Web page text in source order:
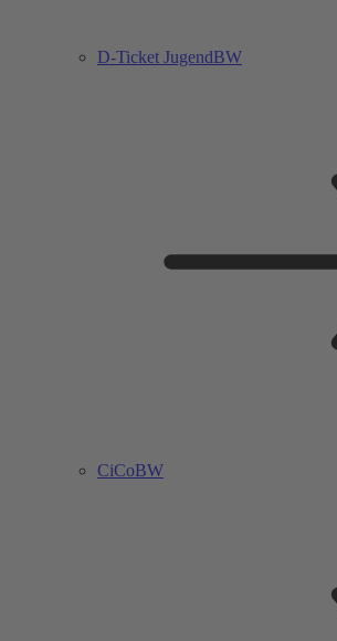
D-Ticket JugendBW
CiCoBW